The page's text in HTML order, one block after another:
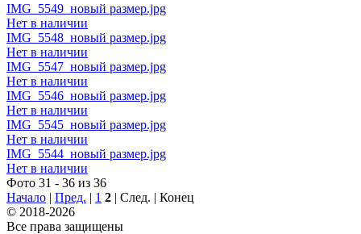
IMG_5549_новый размер.jpg
Нет в наличии
IMG_5548_новый размер.jpg
Нет в наличии
IMG_5547_новый размер.jpg
Нет в наличии
IMG_5546_новый размер.jpg
Нет в наличии
IMG_5545_новый размер.jpg
Нет в наличии
IMG_5544_новый размер.jpg
Нет в наличии
Фото 31 - 36 из 36
Начало | Пред. | 1 2 | След. | Конец
© 2018-2026
Все права защищены